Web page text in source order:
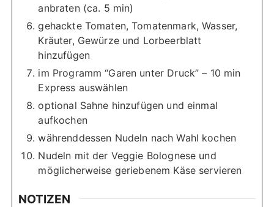
anbraten (ca. 5 min)
gehackte Tomaten, Tomatenmark, Wasser,
Kräuter, Gewürze und Lorbeerblatt
hinzufügen
im Programm “Garen unter Druck” – 10 min
Express auswählen
optional Sahne hinzufügen und einmal
aufkochen
währenddessen Nudeln nach Wahl kochen
Nudeln mit der Veggie Bolognese und
möglicherweise geriebenem Käse servieren
NOTIZEN